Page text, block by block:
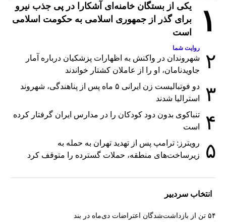
۱
یکی از بستگان خامنه‌ای آشکارا در پی جذب نیرو
برای گذر از جمهوری اسلامی به حکومت اسلامی
است
۲
روایت شما
شهروندان در واکنش به اظهارات پزشکیان درباره آمار
جاویدنامان، او را از عاملان کشتار خواندند
۳
دو فوتبالیست زن ایرانی ۵ ماه پس از پناهندگی، شهروند
استرالیا شدند
۴
تنباکوی بدون دود کودکان را در مدارس ایران گرفتار کرده
است
۵
رویترز: ترامپ پس از تهدید تهران به حمله به
زیرساخت‌های منطقه، حملات گسترده را متوقف کرد
انتخاب سردبیر
۵۴ تن از بازداشت‌شدگان اعتراضات دی‌ماه در بند